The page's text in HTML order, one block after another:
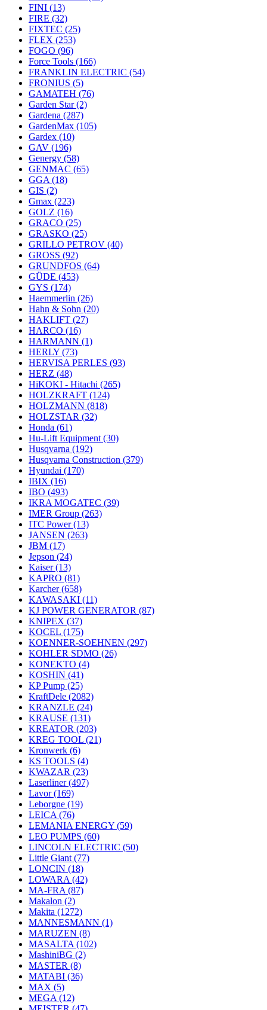
FINI (13)
FIRE (32)
FIXTEC (25)
FLEX (253)
FOGO (96)
Force Tools (166)
FRANKLIN ELECTRIC (54)
FRONIUS (5)
GAMATEH (76)
Garden Star(2)
Gardena (287)
GardenMax (105)
Gardex (10)
GAV (196)
Genergy (58)
GENMAC (65)
GGA (18)
GIS (2)
Gmax (223)
GOLZ (16)
GRACO (25)
GRASKO (25)
GRILLO PETROV (40)
GROSS (92)
GRUNDFOS (64)
GÜDE (453)
GYS (174)
Haemmerlin (26)
Hahn & Sohn (20)
HAKLIFT (27)
HARCO (16)
HARMANN (1)
HERLY (73)
HERVISA PERLES (93)
HERZ (48)
HiKOKI - Hitachi (265)
HOLZKRAFT (124)
HOLZMANN (818)
HOLZSTAR (32)
Honda (61)
Hu-Lift Equipment (30)
Husqvarna (192)
Husqvarna Construction (379)
Hyundai (170)
IBIX (16)
IBO (493)
IKRA MOGATEC (39)
IMER Group (263)
ITC Power(13)
JANSEN (263)
JBM (17)
Jepson (24)
Kaiser(13)
KAPRO (81)
Karcher(658)
KAWASAKI (11)
KJ POWER GENERATOR (87)
KNIPEX (37)
KOCEL (175)
KOENNER-SOEHNEN (297)
KOHLER SDMO (26)
KONEKTO (4)
KOSHIN (41)
KP Pump (25)
KraftDele (2082)
KRANZLE (24)
KRAUSE (131)
KREATOR (203)
KREG TOOL (21)
Kronwerk (6)
KS TOOLS (4)
KWAZAR (23)
Laserliner(497)
Lavor(169)
Leborgne (19)
LEICA (76)
LEMANIA ENERGY (59)
LEO PUMPS (60)
LINCOLN ELECTRIC (50)
Little Giant (77)
LONCIN (18)
LOWARA (42)
MA-FRA (87)
Makalon (2)
Makita (1272)
MANNESMANN (1)
MARUZEN (8)
MASALTA (102)
MashiniBG (2)
MASTER (8)
MATABI (36)
MAX (5)
MEGA (12)